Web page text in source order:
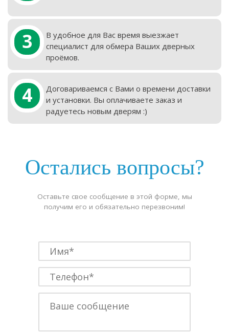
3
В удобное для Вас время выезжает
специалист для обмера Ваших дверных
проёмов.
4
Договариваемся с Вами о времени доставки
и установки. Вы оплачиваете заказ и
радуетесь новым дверям :)
Остались вопросы?
Оставьте свое сообщение в этой форме, мы
получим его и обязательно перезвоним!